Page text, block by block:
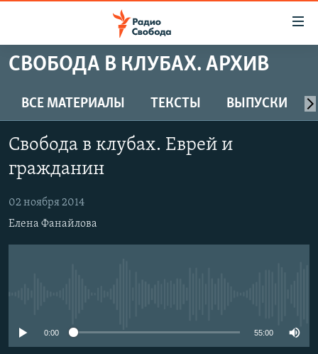
упрощенного
Вернуться
к
основному
Вернутся
навигации
Вернутся
ПРОГРАММЫ
ПОДКАСТЫ
ЦИТАТЫ СВОБОДЫ
МНЕНИЯ
КУЛЬТУРА
IDEL.РЕАЛИИ
РАСПИСАНИЕ ВЕЩАНИЯ
СВОБОДА В КЛУБАХ. АРХИВ
ВСЕ МАТЕРИАЛЫ ТЕКСТЫ ВЫПУСКИ
Свобода в клубах. Еврей и
гражданин
02 ноября 2014
Елена Фанайлова
0:00 55:00